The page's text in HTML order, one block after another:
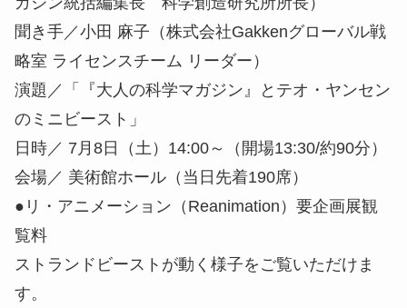
聞き手／小田 麻子（株式会社Gakkenグローバル戦
略室 ライセンスチーム リーダー）
演題／「『大人の科学マガジン』とテオ・ヤンセン
のミニビースト」
日時／ 7月8日（土）14:00～（開場13:30/約90分）
会場／ 美術館ホール（当日先着190席）
●リ・アニメーション（Reanimation）要企画展観
覧料
ストランドビーストが動く様子をご覧いただけま
す。